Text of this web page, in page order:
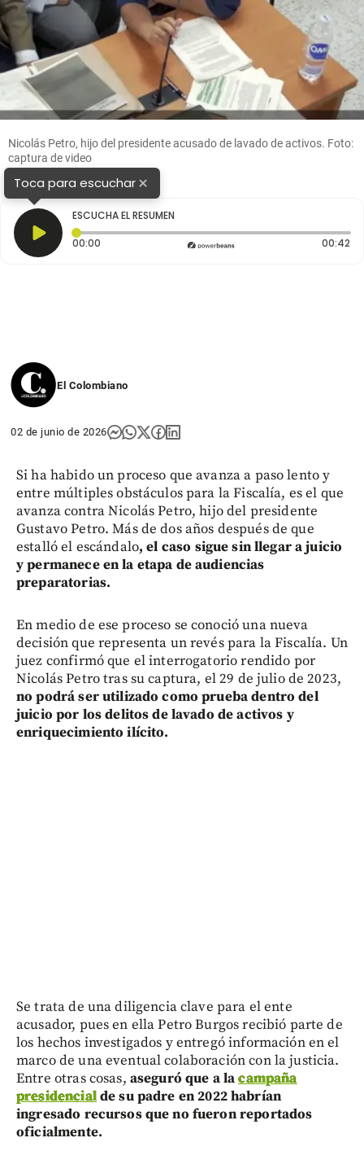
Nicolás Petro, hijo del presidente acusado de lavado de activos. Foto:
captura de video
Toca para escuchar×
ESCUCHA EL RESUMEN
00:00 Tiempo transcurrido: 0 segundos 00:42
El Colombiano
02 de junio de 2026
Si ha habido un proceso que avanza a paso lento y
entre múltiples obstáculos para la Fiscalía, es el que
avanza contra Nicolás Petro, hijo del presidente
Gustavo Petro. Más de dos años después de que
estalló el escándalo, el caso sigue sin llegar a juicio
y permanece en la etapa de audiencias
preparatorias.
En medio de ese proceso se conoció una nueva
decisión que representa un revés para la Fiscalía. Un
juez confirmó que el interrogatorio rendido por
Nicolás Petro tras su captura, el 29 de julio de 2023,
no podrá ser utilizado como prueba dentro del
juicio por los delitos de lavado de activos y
enriquecimiento ilícito.
Se trata de una diligencia clave para el ente
acusador, pues en ella Petro Burgos recibió parte de
los hechos investigados y entregó información en el
marco de una eventual colaboración con la justicia.
Entre otras cosas, aseguró que a lacampaña
presidencialde su padre en 2022 habrían
ingresado recursos que no fueron reportados
oficialmente.